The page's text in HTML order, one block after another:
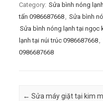
Category: Sửa bình nóng lạnh
tấn 0986687668
Sửa bình
Sửa bình nóng lạnh tại ngọc
lạnh tại núi trúc 0986687668
0986687668
Post navigation
← Sửa máy giặt tại kim